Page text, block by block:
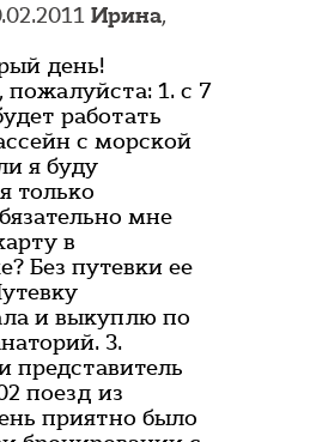
Ирина,
день!
1. с 7
работать
с морской
я буду
только
мне
в
Без путевки ее
и выкуплю по
3.
представитель
поезд из
приятно было